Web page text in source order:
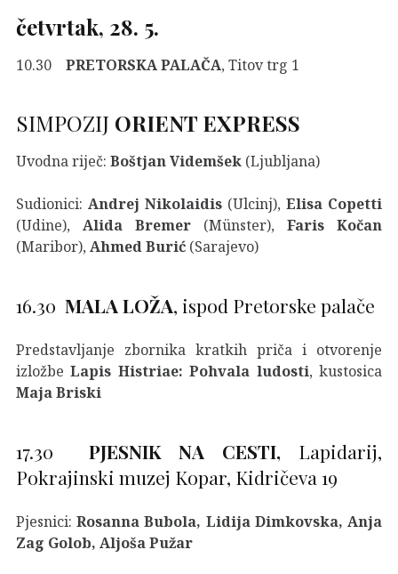
četvrtak, 28. 5.
10.30 PRETORSKA PALAČA, Titov trg 1
SIMPOZIJ ORIENT EXPRESS
Uvodna riječ: Boštjan Videmšek (Ljubljana)
Sudionici: Andrej Nikolaidis (Ulcinj), Elisa Copetti
(Udine), Alida Bremer (Münster), Faris Kočan
(Maribor), Ahmed Burić (Sarajevo)
16.30 MALA LOŽA, ispod Pretorske palače
Predstavljanje zbornika kratkih priča i otvorenje
izložbeLapis Histriae: Pohvala ludosti, kustosica
Maja Briski
17.30 PJESNIK NA CESTI, Lapidarij,
Pokrajinski muzej Kopar, Kidričeva 19
Pjesnici: Rosanna Bubola, Lidija Dimkovska, Anja
Zag Golob, Aljoša Pužar